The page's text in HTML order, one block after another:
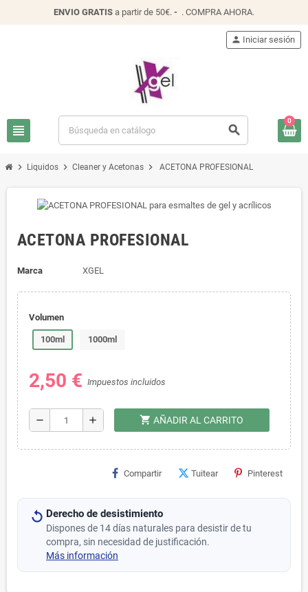
ENVIO GRATIS a partir de 50€. - . COMPRA AHORA.
view_headline search
person Iniciar sesión
0
chevron_right Liquidos chevron_right Cleaner y Acetonas chevron_right ACETONA PROFESIONAL
ACETONA PROFESIONAL
Marca XGEL
Volumen
100ml 1000ml
2,50 € Impuestos incluidos
remove add shopping_cart AÑADIR AL CARRITO
Compartir Tuitear Pinterest
Derecho de desistimiento
Dispones de 14 días naturales para desistir de tu
compra, sin necesidad de justificación.
Más información